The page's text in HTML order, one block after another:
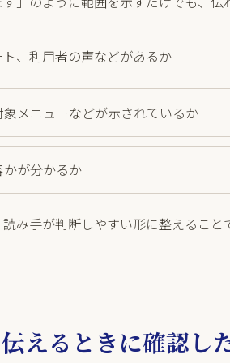
、利用者の声などがあるか
メニューなどが示されているか
が分かるか
み手が判断しやすい形に整えるこ
えるときに確認し